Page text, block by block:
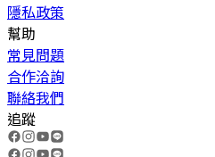
隱私政策
幫助
常見問題
合作洽詢
聯絡我們
追蹤